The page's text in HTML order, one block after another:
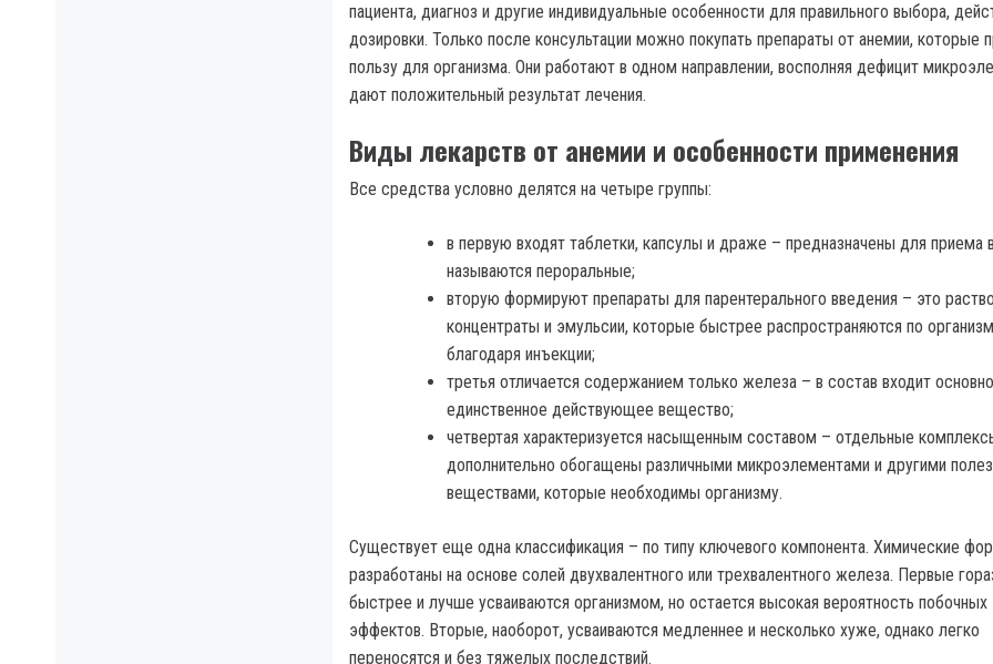
пациента, диагноз и другие индивидуальные особенности для правильного выбора,
дозировки. Только после консультации можно покупать препараты от анемии, которые
пользу для организма. Они работают в одном направлении, восполняя дефицит
дают положительный результат лечения.
Виды лекарств от анемии и особенности применения
Все средства условно делятся на четыре группы:
в первую входят таблетки, капсулы и драже – предназначены для приема
называются пероральные;
вторую формируют препараты для парентерального введения – это
концентраты и эмульсии, которые быстрее распространяются по
благодаря инъекции;
третья отличается содержанием только железа – в состав входит
единственное действующее вещество;
четвертая характеризуется насыщенным составом – отдельные
дополнительно обогащены различными микроэлементами и другими
веществами, которые необходимы организму.
Существует еще одна классификация – по типу ключевого компонента. Химические
разработаны на основе солей двухвалентного или трехвалентного железа. Первые
быстрее и лучше усваиваются организмом, но остается высокая вероятность побочных
эффектов. Вторые, наоборот, усваиваются медленнее и несколько хуже, однако легко
переносятся и без тяжелых последствий.